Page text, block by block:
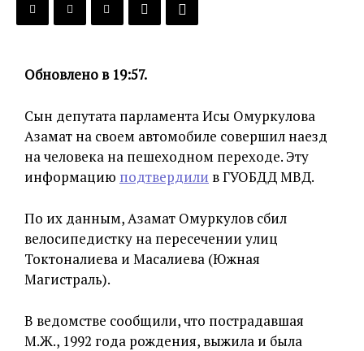
Обновлено в 19:57.
Сын депутата парламента Исы Омуркулова
Азамат на своем автомобиле совершил наезд
на человека на пешеходном переходе. Эту
информацию подтвердили в ГУОБДД МВД.
По их данным, Азамат Омуркулов сбил
велосипедистку на пересечении улиц
Токтоналиева и Масалиева (Южная
Магистраль).
В ведомстве сообщили, что пострадавшая
М.Ж., 1992 года рождения, выжила и была